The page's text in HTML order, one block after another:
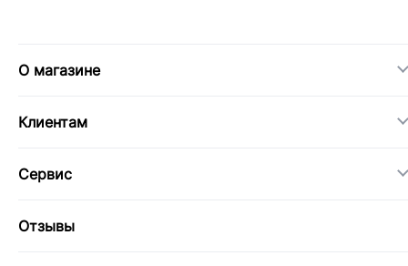
О магазине
Клиентам
Сервис
Отзывы